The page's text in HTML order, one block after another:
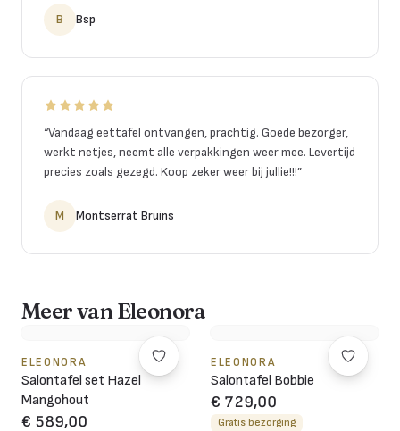
B Bsp
“Vandaag eettafel ontvangen, prachtig. Goede bezorger,
werkt netjes, neemt alle verpakkingen weer mee. Levertijd
precies zoals gezegd. Koop zeker weer bij jullie!!!”
M Montserrat Bruins
Meer van Eleonora
ELEONORA
Salontafel set Hazel
Mangohout
€ 589,00
ELEONORA
Salontafel Bobbie
€ 729,00
Gratis bezorging